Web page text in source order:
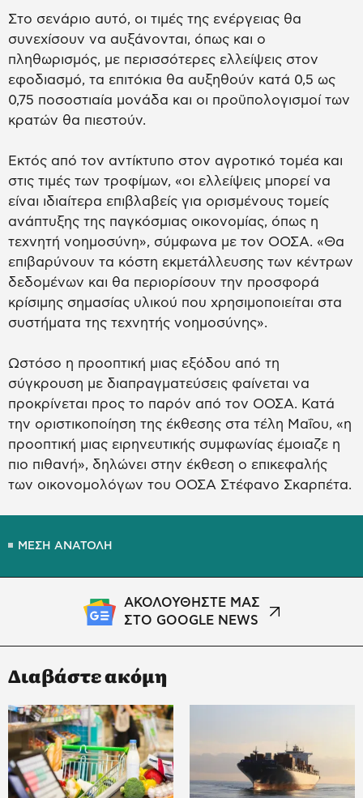
Στο σενάριο αυτό, οι τιμές της ενέργειας θα
συνεχίσουν να αυξάνονται, όπως και ο
πληθωρισμός, με περισσότερες ελλείψεις στον
εφοδιασμό, τα επιτόκια θα αυξηθούν κατά 0,5 ως
0,75 ποσοστιαία μονάδα και οι προϋπολογισμοί των
κρατών θα πιεστούν.
Εκτός από τον αντίκτυπο στον αγροτικό τομέα και
στις τιμές των τροφίμων, «οι ελλείψεις μπορεί να
είναι ιδιαίτερα επιβλαβείς για ορισμένους τομείς
ανάπτυξης της παγκόσμιας οικονομίας, όπως η
τεχνητή νοημοσύνη», σύμφωνα με τον ΟΟΣΑ. «Θα
επιβαρύνουν τα κόστη εκμετάλλευσης των κέντρων
δεδομένων και θα περιορίσουν την προσφορά
κρίσιμης σημασίας υλικού που χρησιμοποιείται στα
συστήματα της τεχνητής νοημοσύνης».
Ωστόσο η προοπτική μιας εξόδου από τη
σύγκρουση με διαπραγματεύσεις φαίνεται να
προκρίνεται προς το παρόν από τον ΟΟΣΑ. Κατά
την οριστικοποίηση της έκθεσης στα τέλη Μαΐου, «η
προοπτική μιας ειρηνευτικής συμφωνίας έμοιαζε η
πιο πιθανή», δηλώνει στην έκθεση ο επικεφαλής
των οικονομολόγων του ΟΟΣΑ Στέφανο Σκαρπέτα.
ΜΕΣΗ ΑΝΑΤΟΛΗ
ΑΚΟΛΟΥΘΗΣΤΕ ΜΑΣ
ΣΤΟ GOOGLE NEWS
Διαβάστε ακόμη